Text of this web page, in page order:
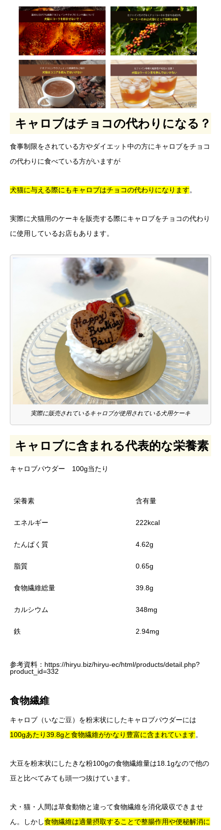
キャロブはチョコの代わりになる？
食事制限をされている方やダイエット中の方にキャロブをチョコ
の代わりに食べている方がいますが
犬猫に与える際にもキャロブはチョコの代わりになります。
実際に犬猫用のケーキを販売する際にキャロブをチョコの代わり
に使用しているお店もあります。
実際に販売されているキャロブが使用されている犬用ケーキ
キャロブに含まれる代表的な栄養素
キャロブパウダー 100g当たり
栄養素 含有量
エネルギー 222kcal
たんぱく質 4.62g
脂質 0.65g
食物繊維総量 39.8g
カルシウム 348mg
鉄 2.94mg
参考資料： https://hiryu.biz/hiryu-ec/html/products/detail.php?
product_id=332
食物繊維
キャロブ（いなご豆）を粉末状にしたキャロブパウダーには
100gあたり39.8gと食物繊維がかなり豊富に含まれています。
大豆を粉末状にしたきな粉100gの食物繊維量は18.1gなので他の
豆と比べてみても頭一つ抜けています。
犬・猫・人間は草食動物と違って食物繊維を消化吸収できませ
ん。しかし食物繊維は適量摂取することで整腸作用や便秘解消に